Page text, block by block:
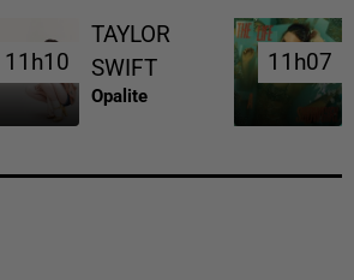
11h10
11h10
TAYLOR
SWIFT
Opalite
11h07
11h07